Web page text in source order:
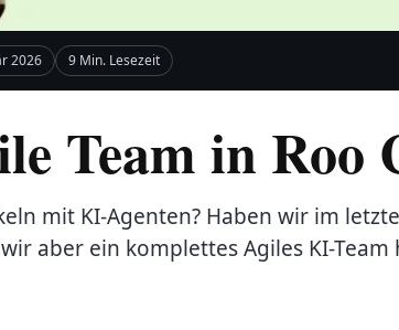
2026 9 Min. Lesezeit
Team in Roo
mit KI-Agenten? Haben wir im
aber ein komplettes Agiles KI-Team